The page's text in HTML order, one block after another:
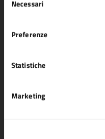
delNecessari
Preferenze
Statistiche
Marketing
Enti e fondazioni